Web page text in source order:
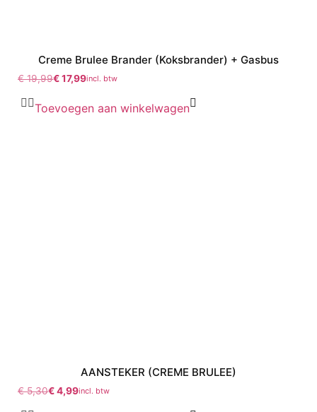
Creme Brulee Brander (Koksbrander) + Gasbus
€19,99€17,99incl. btw
Toevoegen aan winkelwagen
AANSTEKER (CREME BRULEE)
€5,30€4,99incl. btw